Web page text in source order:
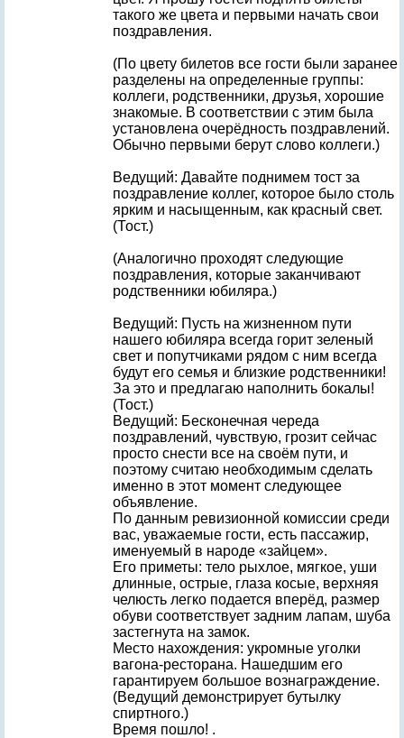
такого же цвета и первыми начать свои
поздравления.
(По цвету билетов все гости были заранее
разделены на определенные группы:
коллеги, родственники, друзья, хорошие
знакомые. В соответствии с этим была
установлена очерёдность поздравлений.
Обычно первыми берут слово коллеги.)
Ведущий: Давайте поднимем тост за
поздравление коллег, которое было столь
ярким и насыщенным, как красный свет.
(Тост.)
(Аналогично проходят следующие
поздравления, которые заканчивают
родственники юбиляра.)
Ведущий: Пусть на жизненном пути
нашего юбиляра всегда горит зеленый
свет и попутчиками рядом с ним всегда
будут его семья и близкие родственники!
За это и предлагаю наполнить бокалы!
(Тост.)
Ведущий: Бесконечная череда
поздравлений, чувствую, грозит сейчас
просто снести все на своём пути, и
поэтому считаю необходимым сделать
именно в этот момент следующее
объявление.
По данным ревизионной комиссии среди
вас, уважаемые гости, есть пассажир,
именуемый в народе «зайцем».
Его приметы: тело рыхлое, мягкое, уши
длинные, острые, глаза косые, верхняя
челюсть легко подается вперёд, размер
обуви соответствует задним лапам, шуба
застегнута на замок.
Место нахождения: укромные уголки
вагона-ресторана. Нашедшим его
гарантируем большое вознаграждение.
(Ведущий демонстрирует бутылку
спиртного.)
Время пошло! .